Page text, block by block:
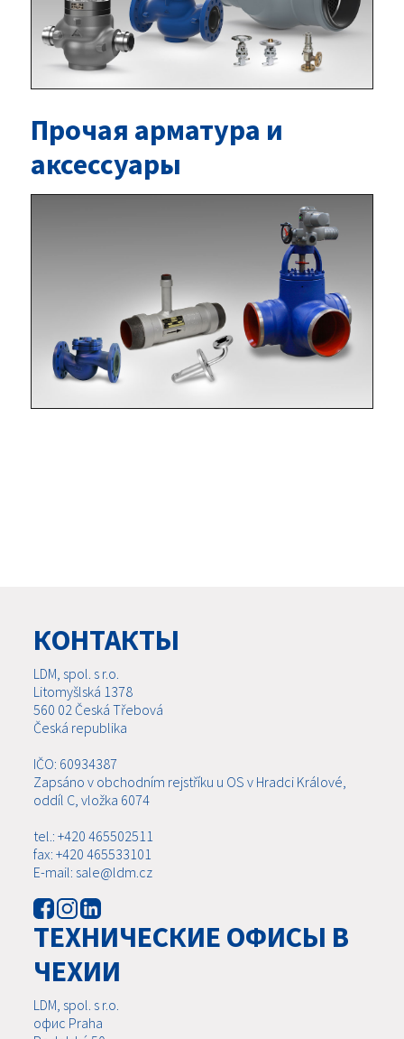
Прочая арматура и
аксессуары
КОНТАКТЫ
LDM, spol. s r.o.
Litomyšlská 1378
560 02 Česká Třebová
Česká republika
IČO: 60934387
Zapsáno v obchodním rejstříku u OS v Hradci Králové,
oddíl C, vložka 6074
tel.: +420 465502511
fax: +420 465533101
E-mail: sale@ldm.cz
ТЕХНИЧЕСКИЕ ОФИСЫ В
ЧЕХИИ
LDM, spol. s r.o.
офис Praha